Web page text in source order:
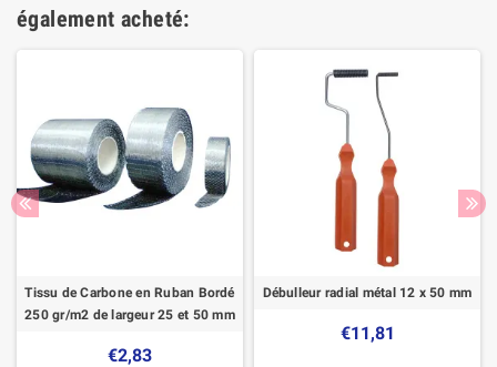
également acheté:
Tissu de Carbone en Ruban Bordé
250 gr/m2 de largeur 25 et 50 mm
€2,83
Débulleur radial métal 12 x 50 mm
€11,81